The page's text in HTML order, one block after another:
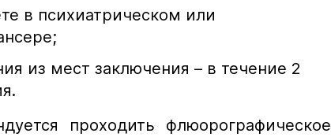
в психиатрическом или
из мест заключения – в течение 2
проходить флюорографическое